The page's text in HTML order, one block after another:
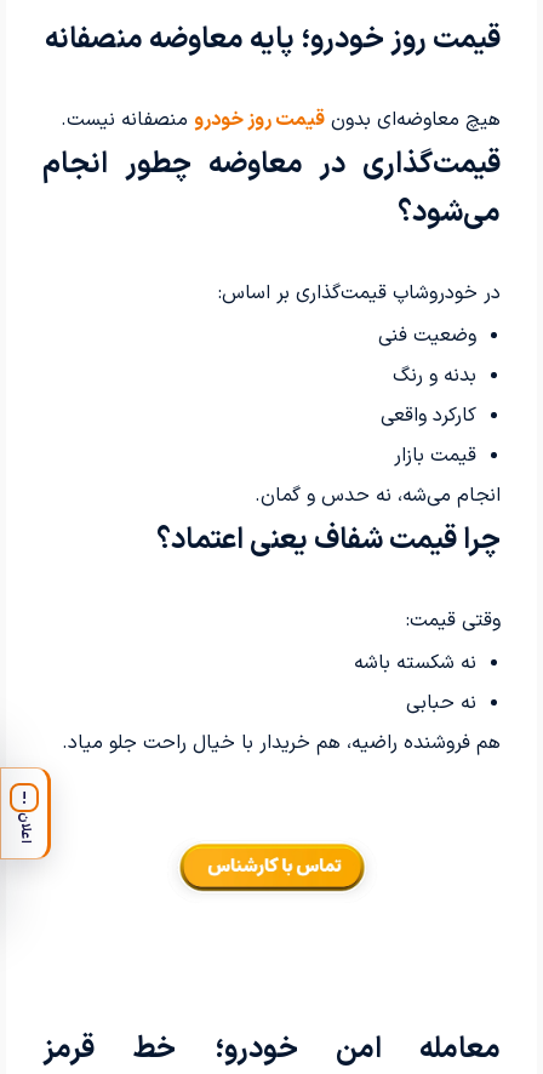
قیمت روز خودرو؛ پایه معاوضه منصفانه
هیچ معاوضه‌ای بدون قیمت روز خودرومنصفانه نیست.
قیمت‌گذاری در معاوضه چطور انجام
می‌شود؟
در خودروشاپ قیمت‌گذاری بر اساس:
وضعیت فنی
بدنه و رنگ
کارکرد واقعی
قیمت بازار
انجام می‌شه، نه حدس و گمان.
چرا قیمت شفاف یعنی اعتماد؟
وقتی قیمت:
نه شکسته باشه
نه حبابی
هم فروشنده راضیه، هم خریدار با خیال راحت جلو میاد.
معامله امن خودرو؛ خط قرمز
!
اعلان